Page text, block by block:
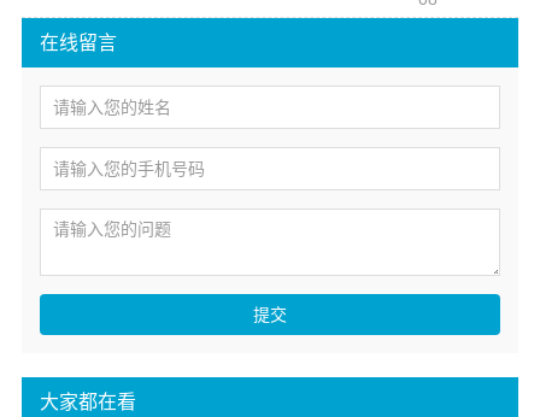
大家都在看
在线留言
提交